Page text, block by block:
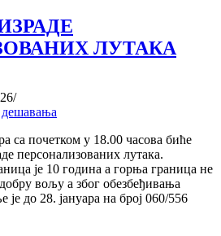
ЛУТАКА
са почетком у 18.00 часова биће
персонализованих лутака.
је 10 година а горња граница не
вољу а због обезбеђивања
је до 28. јануара на број 060/556